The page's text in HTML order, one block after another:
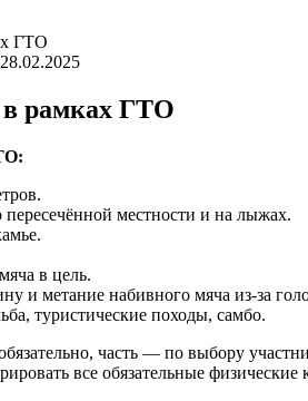
ГТО
28.02.2025
в рамках ГТО
местности и на лыжах.
в цель.
и метание набивного мяча из-за
туристические походы, самбо.
часть — по выбору
все обязательные физические